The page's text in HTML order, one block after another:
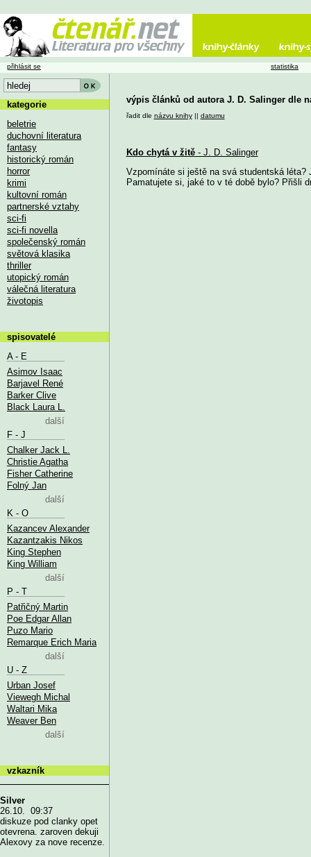
výpis článků od autora J. D. Salinger dle
řadit dle názvu knihy|| datumu
Kdo chytá v žitě- J. D. Salinger
Vzpomínáte si ještě na svá studentská
Pamatujete si, jaké to v té době bylo? Přišli
přihlásit se statistika
kategorie
beletrie
duchovní literatura
fantasy
historický román
horror
krimi
kultovní román
partnerské vztahy
sci-fi
sci-fi novella
společenský román
světová klasika
thriller
utopický román
válečná literatura
životopis
spisovatelé
A - E
Asimov Isaac
Barjavel René
Barker Clive
Black Laura L.
další
F - J
Chalker Jack L.
Christie Agatha
Fisher Catherine
Folný Jan
další
K - O
Kazancev Alexander
Kazantzakis Nikos
King Stephen
King William
další
P - T
Patřičný Martin
Poe Edgar Allan
Puzo Mario
Remarque Erich Maria
další
U - Z
Urban Josef
Viewegh Michal
Waltari Mika
Weaver Ben
další
vzkazník
Silver
26.10. 09:37
diskuze pod clanky opet
otevrena. zaroven dekuji
Alexovy za nove recenze.